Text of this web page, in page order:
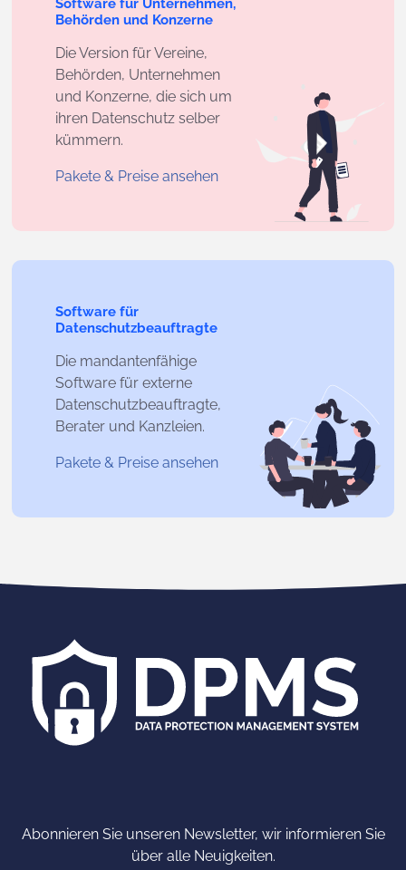
Software für Unternehmen,
Behörden und Konzerne
Die Version für Vereine,
Behörden, Unternehmen
und Konzerne, die sich um
ihren Datenschutz selber
kümmern.
Pakete & Preise ansehen
Software für
Datenschutzbeauftragte
Die mandantenfähige
Software für externe
Datenschutzbeauftragte,
Berater und Kanzleien.
Pakete & Preise ansehen
Abonnieren Sie unseren Newsletter, wir informieren Sie
über alle Neuigkeiten.